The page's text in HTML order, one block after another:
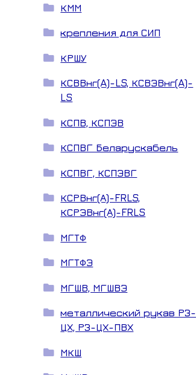
КММ
крепления для СИП
КРШУ
КСВВнг(A)-LS, КСВЭВнг(A)-
LS
КСПВ, КСПЭВ
КСПВГ Беларускабель
КСПВГ, КСПЭВГ
КСРВнг(А)-FRLS,
КСРЭВнг(А)-FRLS
МГТФ
МГТФЭ
МГШВ, МГШВЭ
металлический рукав РЗ-
ЦХ, РЗ-ЦХ-ПВХ
МКШ